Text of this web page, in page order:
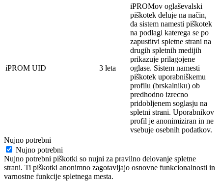
iPROM UID 3 leta
iPROMov oglaševalski
piškotek deluje na način,
da sistem namesti piškotek
na podlagi katerega se po
zapustitvi spletne strani na
drugih spletnih medijih
prikazuje prilagojene
oglase. Sistem namesti
piškotek uporabniškemu
profilu (brskalniku) ob
predhodno izrecno
pridobljenem soglasju na
spletni strani. Uporabnikov
profil je anonimiziran in ne
vsebuje osebnih podatkov.
Nujno potrebni
Nujno potrebni
Nujno potrebni piškotki so nujni za pravilno delovanje spletne
strani. Ti piškotki anonimno zagotavljajo osnovne funkcionalnosti in
varnostne funkcije spletnega mesta.